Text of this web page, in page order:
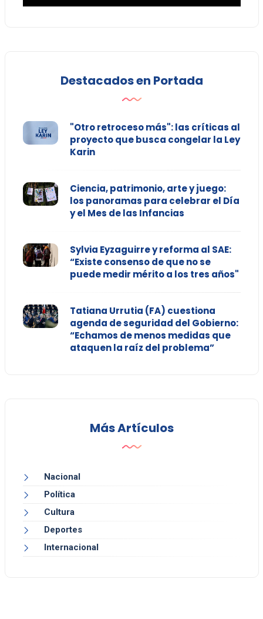
Destacados en Portada
"Otro retroceso más": las críticas al
proyecto que busca congelar la Ley
Karin
Ciencia, patrimonio, arte y juego:
los panoramas para celebrar el Día
y el Mes de las Infancias
Sylvia Eyzaguirre y reforma al SAE:
“Existe consenso de que no se
puede medir mérito a los tres años"
Tatiana Urrutia (FA) cuestiona
agenda de seguridad del Gobierno:
“Echamos de menos medidas que
ataquen la raíz del problema”
Más Artículos
Nacional
Política
Cultura
Deportes
Internacional